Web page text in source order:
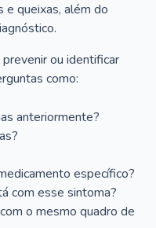
e queixas, além do
ou identificar
como:
anteriormente?
específico?
com esse sintoma?
o mesmo quadro de